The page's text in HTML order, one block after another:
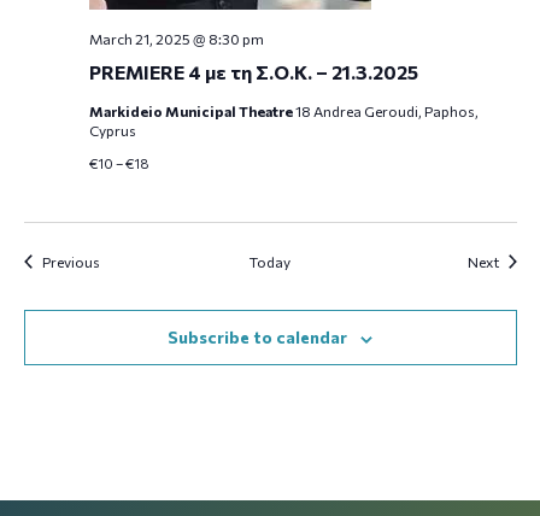
PREMIERE 4 με τη Σ.Ο.Κ. – 21.3.2025
March 21, 2025 @ 8:30 pm
Markideio Municipal Theatre18 Andrea Geroudi, Paphos,
Cyprus
€10 – €18
PreviousEvents Today Next
Subscribe to calendar